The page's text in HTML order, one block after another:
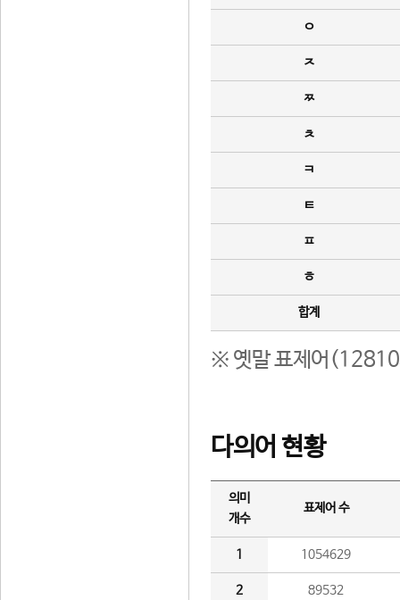
ㅇ
ㅈ
ㅉ
ㅊ
ㅋ
ㅌ
ㅍ
ㅎ
합계
※ 옛말 표제어(12810
다의어 현황
의미
개수
표제어 수
1 1054629
2 89532